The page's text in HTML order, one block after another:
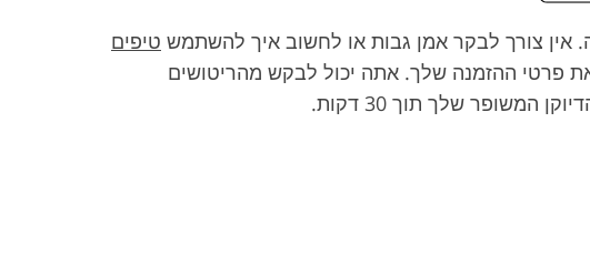
אין צורך לבקר אמן גבות או לחשוב איך להשתמש טיפים
פרטי ההזמנה שלך. אתה יכול לבקש מהריטושים
שלך תוך 30 דקות.